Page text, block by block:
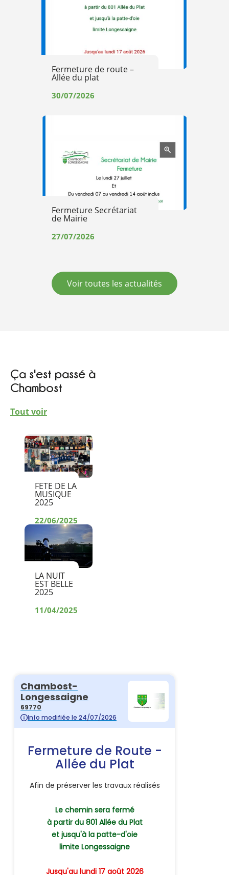
Fermeture de route –
Allée du plat
30/07/2026
Fermeture Secrétariat
de Mairie
27/07/2026
Voir toutes les actualités
Ça s'est passé à
Chambost
Tout voir
FETE DE LA
MUSIQUE
2025
22/06/2025
LA NUIT
EST BELLE
2025
11/04/2025